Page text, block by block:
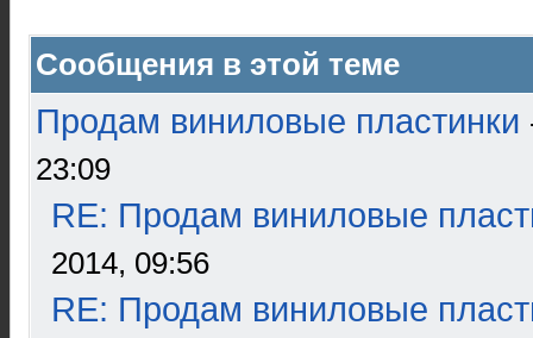
Сообщения в этой теме
Продам виниловые пластинки
23:09
RE: Продам виниловые
2014, 09:56
RE: Продам виниловые